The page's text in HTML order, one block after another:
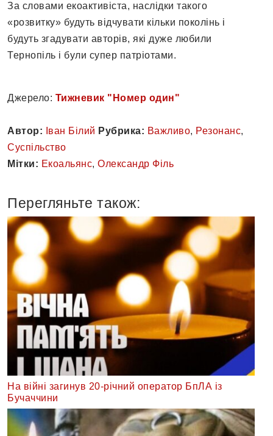
За словами екоактивіста, наслідки такого
«розвитку» будуть відчувати кільки поколінь і
будуть згадувати авторів, які дуже любили
Тернопіль і були супер патріотами.
Джерело: Тижневик "Номер один"
Автор: Іван Білий Рубрика: Важливо, Резонанс,
Суспільство
Мітки: Екоальянс, Олександр Філь
Перегляньте також:
На війні загинув 20-річний оператор БпЛА із
Бучаччини